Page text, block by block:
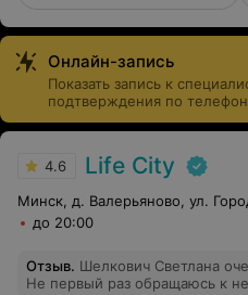
Онлайн-запись
Показать запись к
подтверждения по
4.6 Life City
Минск, д. Валерьяново, ул.
до 20:00
Отзыв. Шелкович Светлана
Не первый раз обращаюсь к